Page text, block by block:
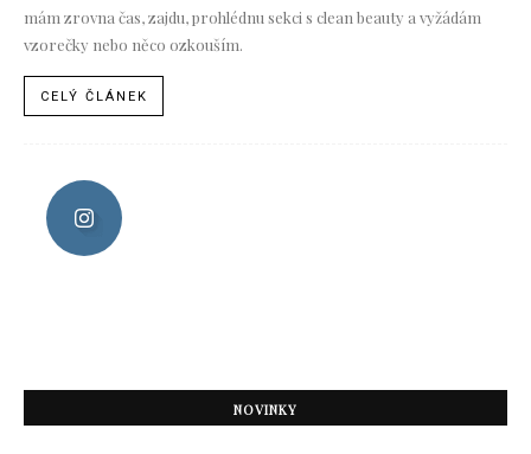
mám zrovna čas, zajdu, prohlédnu sekci s clean beauty a vyžádám
vzorečky nebo něco ozkouším.
CELÝ ČLÁNEK
NOVINKY